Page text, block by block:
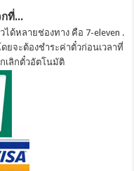
ที่...
ด้หลายช่องทาง คือ 7-eleven .
ยจะต้องชำระค่าตั๋วก่อนเวลาที่
เลิกตั๋วอัตโนมัติ